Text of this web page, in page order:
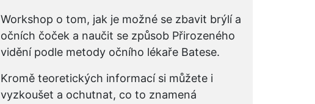
Workshop o tom, jak je možné se zbavit brýlí a
očních čoček a naučit se způsob Přirozeného
vidění podle metody očního lékaře Batese.
Kromě teoretických informací si můžete i
vyzkoušet a ochutnat, co to znamená